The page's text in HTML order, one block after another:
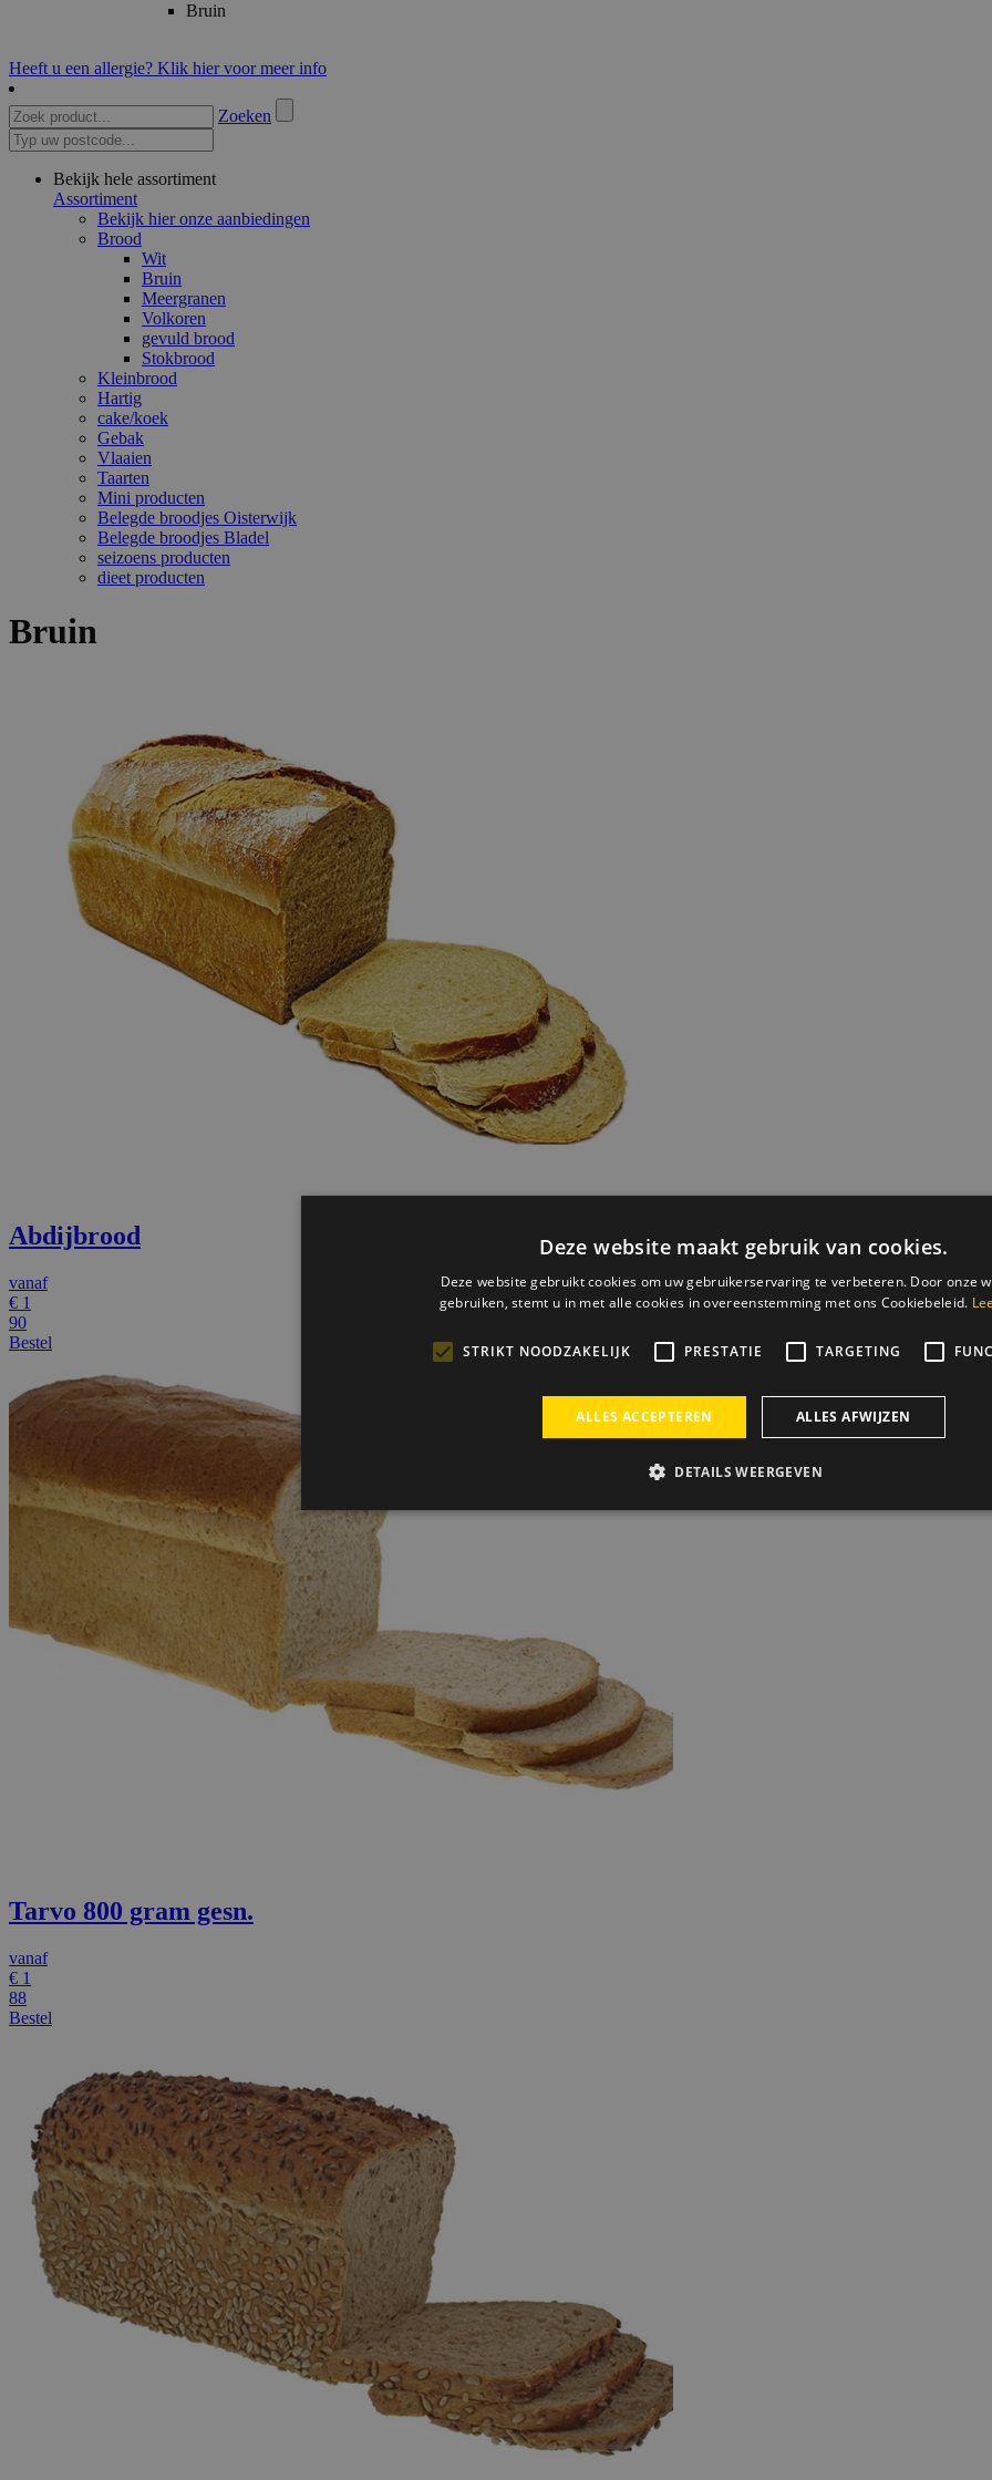
Bruin
Heeft u een allergie? Klik hier voor meer info
Zoeken
Bekijk hele assortiment
Assortiment
Bekijk hier onze aanbiedingen
Brood
Wit
Bruin
Meergranen
Volkoren
gevuld brood
Stokbrood
Kleinbrood
Hartig
cake/koek
Gebak
Vlaaien
Taarten
Mini producten
Belegde broodjes Oisterwijk
Belegde broodjes Bladel
seizoens producten
dieet producten
Bruin
Abdijbrood
vanaf
€ 1
90
Bestel
Tarvo 800 gram gesn.
vanaf
€ 1
88
Bestel
Deze website maakt gebruik van cookies.
Deze website gebruikt cookies om uw gebruikerservaring te verbeteren. Door onze
gebruiken, stemt u in met alle cookies in overeenstemming met ons Cookiebeleid.
STRIKT NOODZAKELIJK PRESTATIE TARGETING
ALLES ACCEPTEREN ALLES AFWIJZEN
DETAILS WEERGEVEN
Strikt noodzakelijke cookies maken de kernfunctionaliteiten van de website mogelijk, zoals gebruikersaanmelding
website kan niet goed worden gebruikt zonder de strikt noodzakelijke cookies.
Naam
Aanbieder /
Domein
ASP.NET_SessionId
Microsoft
Corporation
webshop.bakkerij-
swaanen.nl
Sessie
CookieScript
3 maanden